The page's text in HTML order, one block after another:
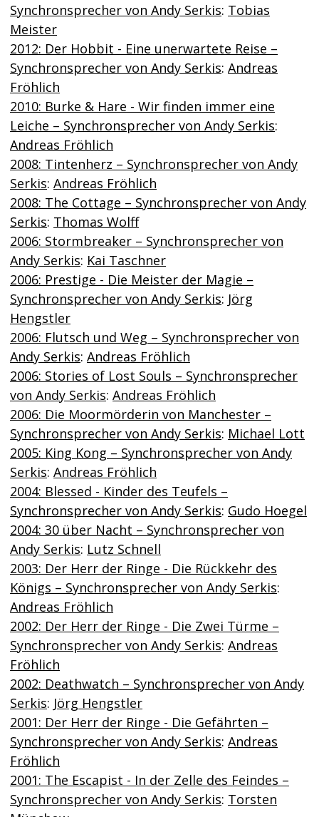
Synchronsprecher von Andy Serkis: Tobias
Meister
2012: Der Hobbit - Eine unerwartete Reise –
Synchronsprecher von Andy Serkis:Andreas
Fröhlich
2010: Burke & Hare - Wir finden immer eine
Leiche – Synchronsprecher von Andy Serkis:
Andreas Fröhlich
2008: Tintenherz – Synchronsprecher von Andy
Serkis:Andreas Fröhlich
2008: The Cottage – Synchronsprecher von Andy
Serkis: Thomas Wolff
2006: Stormbreaker – Synchronsprecher von
Andy Serkis: Kai Taschner
2006: Prestige - Die Meister der Magie –
Synchronsprecher von Andy Serkis: Jörg
Hengstler
2006: Flutsch und Weg – Synchronsprecher von
Andy Serkis:Andreas Fröhlich
2006: Stories of Lost Souls – Synchronsprecher
von Andy Serkis:Andreas Fröhlich
2006: Die Moormörderin von Manchester –
Synchronsprecher von Andy Serkis: Michael Lott
2005: King Kong – Synchronsprecher von Andy
Serkis:Andreas Fröhlich
2004: Blessed - Kinder des Teufels –
Synchronsprecher von Andy Serkis: Gudo Hoegel
2004: 30 über Nacht – Synchronsprecher von
Andy Serkis: Lutz Schnell
2003: Der Herr der Ringe - Die Rückkehr des
Königs – Synchronsprecher von Andy Serkis:
Andreas Fröhlich
2002: Der Herr der Ringe - Die Zwei Türme –
Synchronsprecher von Andy Serkis:Andreas
Fröhlich
2002: Deathwatch – Synchronsprecher von Andy
Serkis: Jörg Hengstler
2001: Der Herr der Ringe - Die Gefährten –
Synchronsprecher von Andy Serkis:Andreas
Fröhlich
2001: The Escapist - In der Zelle des Feindes –
Synchronsprecher von Andy Serkis: Torsten